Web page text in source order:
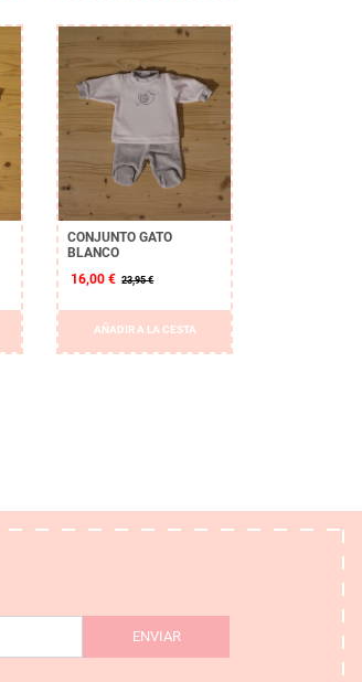
CONJUNTO GATO
BLANCO
16,00 € 23,95 €
AÑADIR A LA CESTA
ENVIAR